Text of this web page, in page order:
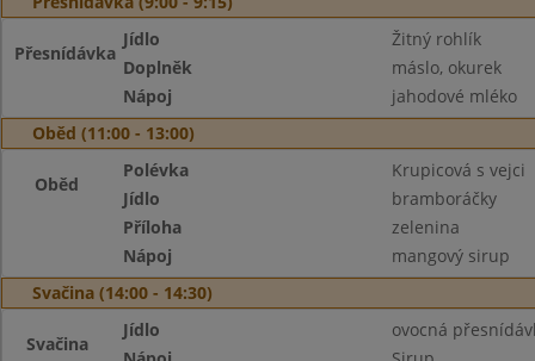
Přesnídávka
Jídlo
Žitný rohlík
Doplněk
máslo, okurek
Nápoj
jahodové mléko
Oběd (11:00 - 13:00)
Oběd
Polévka
Krupicová s vejci
Jídlo
bramboráčky
Příloha
zelenina
Nápoj
mangový sirup
Svačina (14:00 - 14:30)
Svačina
Jídlo
ovocná